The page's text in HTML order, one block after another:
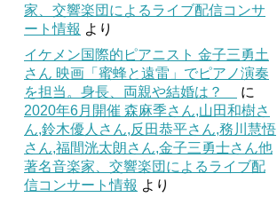
家、交響楽団によるライブ配信コンサ
ート情報 より
イケメン国際的ピアニスト 金子三勇土
さん 映画「蜜蜂と遠雷」でピアノ演奏
を担当。身長、両親や結婚は？
に
2020年6月開催 森麻季さん,山田和樹さ
ん,鈴木優人さん,反田恭平さん,務川慧悟
さん,福間洸太朗さん,金子三勇士さん他
著名音楽家、交響楽団によるライブ配
信コンサート情報 より